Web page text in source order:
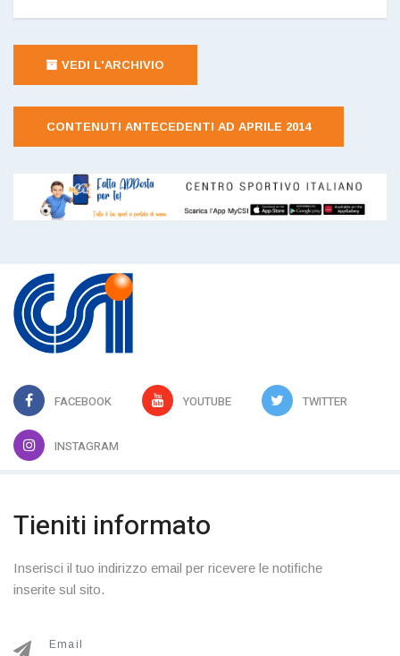
VEDI L'ARCHIVIO
CONTENUTI ANTECEDENTI AD APRILE 2014
FACEBOOK YOUTUBE TWITTER
INSTAGRAM
Tieniti informato
Inserisci il tuo indirizzo email per ricevere le notifiche
inserite sul sito.